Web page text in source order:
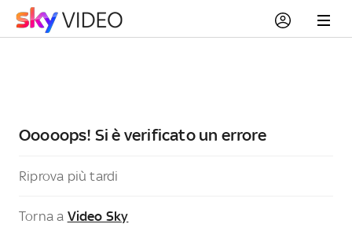
Ooooops! Si è verificato un errore
Riprova più tardi
Torna a Video Sky